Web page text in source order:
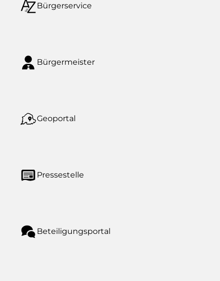
Bürgerservice
Bürgermeister
Geoportal
Pressestelle
Beteiligungsportal